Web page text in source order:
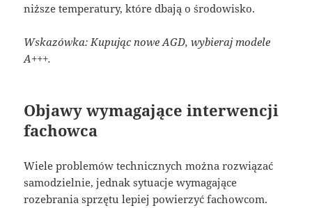
niższe temperatury, które dbają o środowisko.
Wskazówka: Kupując nowe AGD, wybieraj modele
A+++.
Objawy wymagające interwencji
fachowca
Wiele problemów technicznych można rozwiązać
samodzielnie, jednak sytuacje wymagające
rozebrania sprzętu lepiej powierzyć fachowcom.